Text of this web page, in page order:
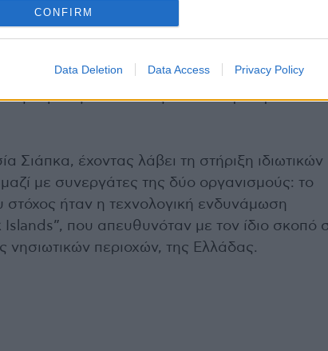
CONFIRM
Data Deletion Data Access Privacy Policy
νοημοσύνη εκδηλώθηκε το 2018, όσο
του Παντείου. Εκείνη την περίοδο
γύρω από τη Μηχανική και τη Βαθιά Μάθηση,
τις νομικές διαστάσεις των πιο πρόσφατων
Σιάπκα, έχοντας λάβει τη στήριξη ιδιωτικών
με συνεργάτες της δύο οργανισμούς: το
ήταν η τεχνολογική ενδυνάμωση
Islands”, που απευθυνόταν με τον ίδιο σκοπό
περιοχών, της Ελλάδας.